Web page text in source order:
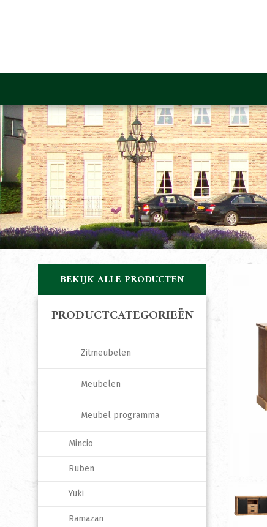
BEKIJK ALLE PRODUCTEN
PRODUCTCATEGORIEËN
Zitmeubelen
Meubelen
Meubel programma
Mincio
Ruben
Yuki
Ramazan